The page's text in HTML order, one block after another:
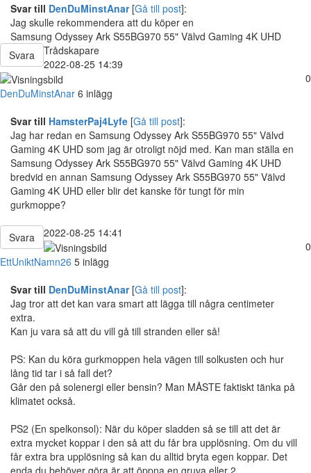
Svar till DenDuMinstAnar[Gå till post]:
Jag skulle rekommendera att du köper en
Samsung Odyssey Ark S55BG970 55" Välvd Gaming 4K UHD
Svara
Trådskapare
2022-08-25 14:39
0
DenDuMinstAnar 6 inlägg
Svar till HamsterPaj4Lyfe [Gå till post]:
Jag har redan en Samsung Odyssey Ark S55BG970 55" Välvd
Gaming 4K UHD som jag är otroligt nöjd med. Kan man ställa en
Samsung Odyssey Ark S55BG970 55" Välvd Gaming 4K UHD
bredvid en annan Samsung Odyssey Ark S55BG970 55" Välvd
Gaming 4K UHD eller blir det kanske för tungt för min
gurkmoppe?
Svara
2022-08-25 14:41
0
EttUniktNamn26 5 inlägg
Svar till DenDuMinstAnar[Gå till post]:
Jag tror att det kan vara smart att lägga till några centimeter
extra.
Kan ju vara så att du vill gå till stranden eller så!
PS: Kan du köra gurkmoppen hela vägen till solkusten och hur
lång tid tar i så fall det?
Går den på solenergi eller bensin? Man MÅSTE faktiskt tänka på
klimatet också.
PS2 (En spelkonsol): När du köper sladden så se till att det är
extra mycket koppar i den så att du får bra upplösning. Om du vill
får extra bra upplösning så kan du alltid bryta egen koppar. Det